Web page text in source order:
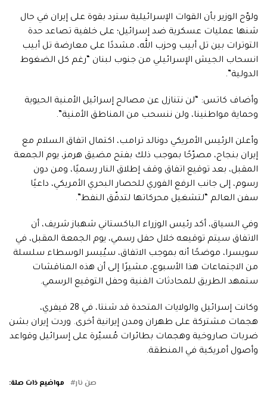
ولوّح الوزير بأن القوات الإسرائيلية سترد بقوة على إيران في حال
شنها عمليات عسكرية ضد إسرائيل؛ على خلفية تصاعد حدة
التوترات بين تل أبيب وحزب الله، مشددًا على معارضة تل أبيب
انسحاب الجيش الإسرائيلي من جنوب لبنان “رغم كل الضغوط
الدولية”.
وأضاف كاتس: “لن نتنازل عن مصالح إسرائيل الأمنية الحيوية
وحماية مواطنينا، ولن ننسحب من المناطق الأمنية”.
وأعلن الرئيس الأمريكي دونالد ترامب، اكتمال اتفاق السلام مع
إيران بنجاح، مصرّحًا بموجب ذلك بفتح مضيق هرمز، يوم الجمعة
المقبل، بعد توقيع اتفاق وقف إطلاق النار رسميًا، ومن دون
رسوم، إلى جانب الرفع الفوري للحصار البحري الأمريكي، داعيًا
سفن العالم “لتشغيل محركاتها لتدفّق النفط”.
وفي السياق، أكد رئيس الوزراء الباكستاني شهباز شريف، أن
الاتفاق سيتم توقيعه خلال حفل رسمي، يوم الجمعة المقبل، في
سويسرا، موضحًا أنه بموجب الاتفاق، سيُيسر الوسطاء سلسلة
من الاجتماعات هذا الأسبوع، مشيرًا إلى أن هذه المناقشات
ستمهد الطريق للمحادثات الفنية وحفل التوقيع الرسمي.
وكانت إسرائيل والولايات المتحدة قد شنتا، في 28 فيفري،
هجمات مشتركة على طهران ومدن إيرانية أخرى. وردت إيران بشن
ضربات صاروخية وهجمات بطائرات مُسيّرة على إسرائيل وقواعد
وأصول أمريكية في المنطقة.
مواضيع ذات صلة: صن نار